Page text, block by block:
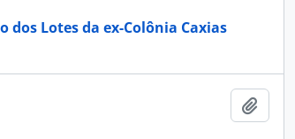
dos Lotes da ex-Colônia Caxias